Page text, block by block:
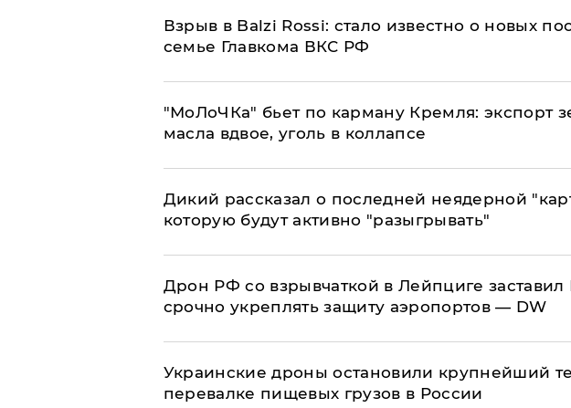
Взрыв в Balzi Rossi: стало известно о новых
семье Главкома ВКС РФ
​"МоЛоЧКа" бьет по карману Кремля: экспорт
масла вдвое, уголь в коллапсе
Дикий рассказал о последней неядерной
которую будут активно "разыгрывать"
​Дрон РФ со взрывчаткой в Лейпциге
срочно укреплять защиту аэропортов — DW
Украинские дроны остановили крупнейший
перевалке пищевых грузов в России